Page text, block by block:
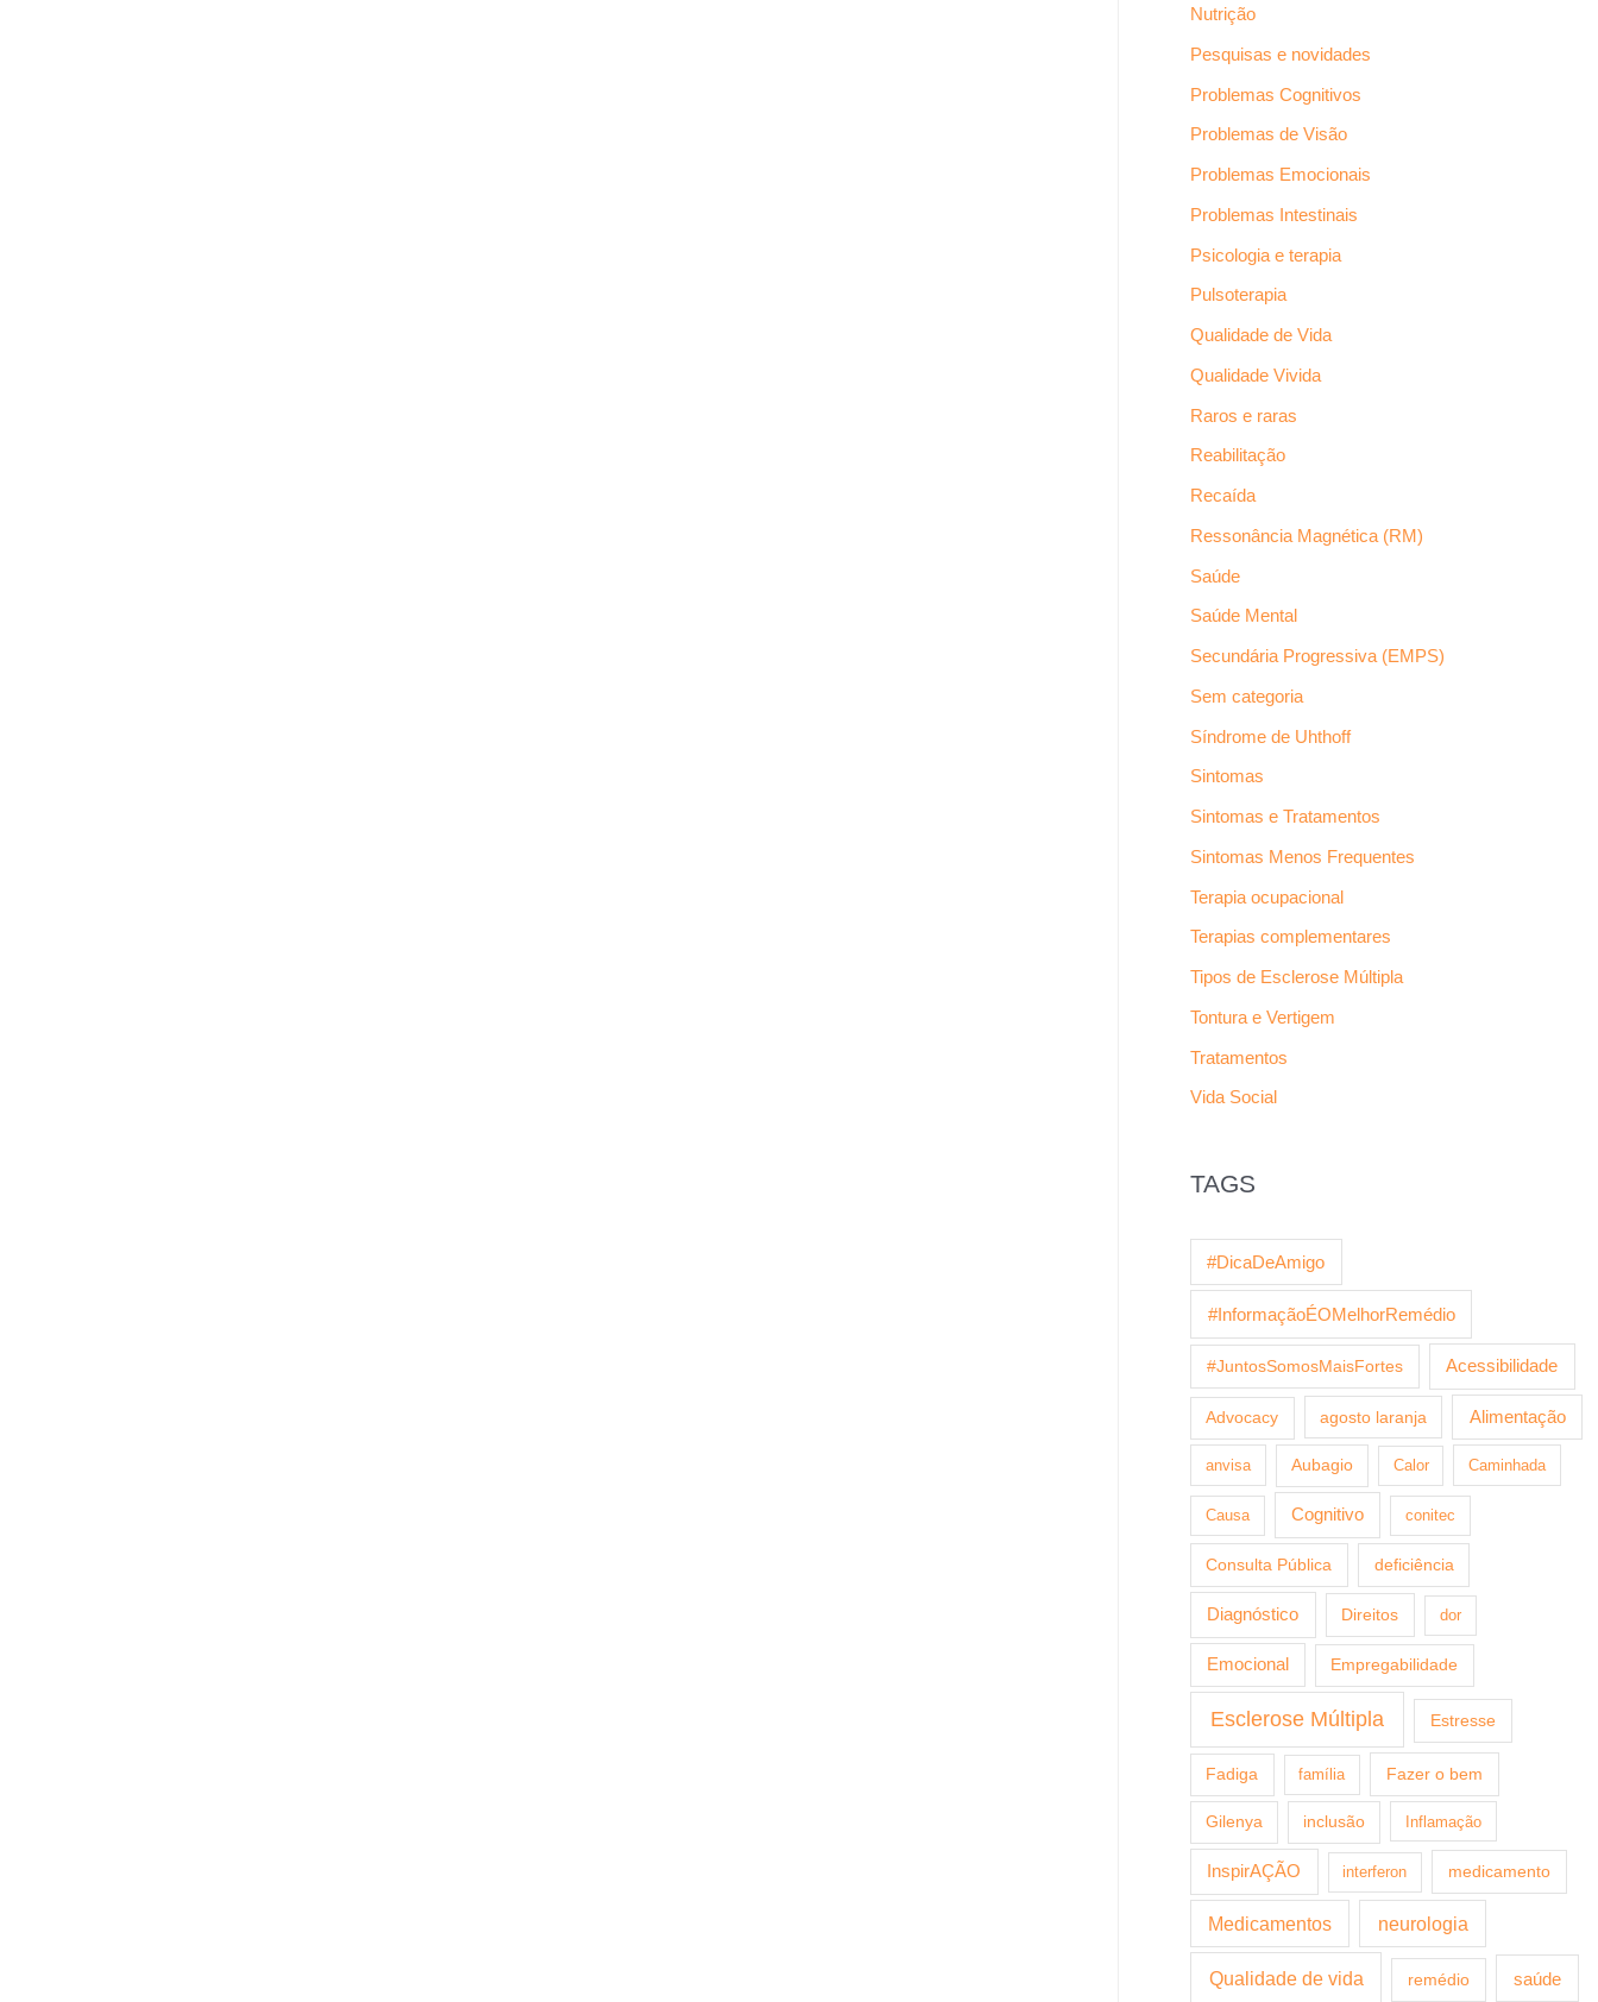
Nutrição
Pesquisas e novidades
Problemas Cognitivos
Problemas de Visão
Problemas Emocionais
Problemas Intestinais
Psicologia e terapia
Pulsoterapia
Qualidade de Vida
Qualidade Vivida
Raros e raras
Reabilitação
Recaída
Ressonância Magnética (RM)
Saúde
Saúde Mental
Secundária Progressiva (EMPS)
Sem categoria
Síndrome de Uhthoff
Sintomas
Sintomas e Tratamentos
Sintomas Menos Frequentes
Terapia ocupacional
Terapias complementares
Tipos de Esclerose Múltipla
Tontura e Vertigem
Tratamentos
Vida Social
TAGS
#DicaDeAmigo
#InformaçãoÉOMelhorRemédio
#JuntosSomosMaisFortes Acessibilidade
Advocacy agosto laranja Alimentação
anvisa Aubagio Calor Caminhada
Causa Cognitivo conitec
Consulta Pública deficiência
Diagnóstico Direitos dor
Emocional Empregabilidade
Esclerose Múltipla Estresse
Fadiga família Fazer o bem
Gilenya inclusão Inflamação
InspirAÇÃO interferon medicamento
Medicamentos neurologia
Qualidade de vida remédio saúde